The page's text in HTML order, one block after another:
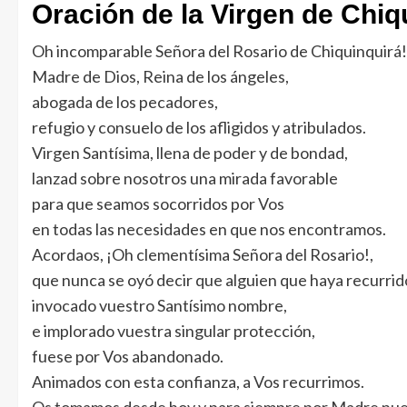
Oración de la Virgen de
Oh incomparable Señora del Rosario de Chiquinquirá!
Madre de Dios, Reina de los ángeles,
abogada de los pecadores,
refugio y consuelo de los afligidos y atribulados.
Virgen Santísima, llena de poder y de bondad,
lanzad sobre nosotros una mirada favorable
para que seamos socorridos por Vos
en todas las necesidades en que nos encontramos.
Acordaos, ¡Oh clementísima Señora del Rosario!,
que nunca se oyó decir que alguien que haya
invocado vuestro Santísimo nombre,
e implorado vuestra singular protección,
fuese por Vos abandonado.
Animados con esta confianza, a Vos recurrimos.